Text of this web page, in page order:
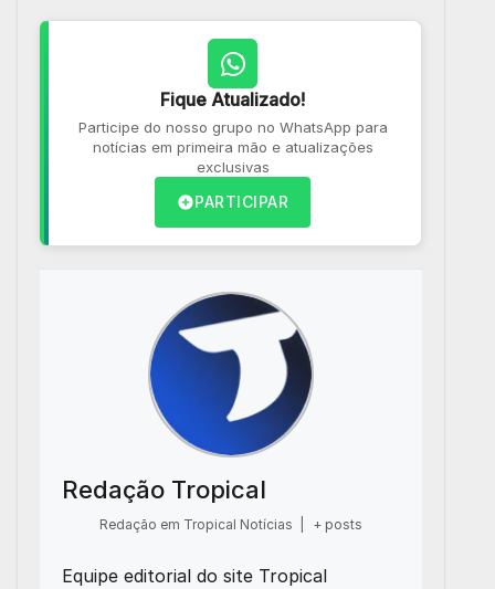
Fique Atualizado!
Participe do nosso grupo no WhatsApp para
notícias em primeira mão e atualizações
exclusivas
PARTICIPAR
Redação Tropical
Redação em Tropical Notícias + posts
Equipe editorial do site Tropical